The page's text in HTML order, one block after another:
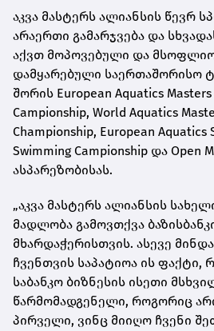
აკვა მასტერს ალიანსის წევრ
არაერთი გამარჯვება და
აქვთ მოპოვებული და
დამყარებული საერთაშორისო
შორის European Aquatics
Campionship, World Aquatics
Championship, European Aquatics
Swimming Campionship და Open
ასპარეზობისას.
„აკვა მასტერს ალიანსის
მადლობა გამოვთქვა
მხარდაჭერისთვის. ასევე
ჩვენთვის საპატიოა ის ფაქტი,
საბანკო ბიზნესის ისეთი
წარმომადგენელი, როგორიც
პირველი, ვინც მიიღო ჩვენი